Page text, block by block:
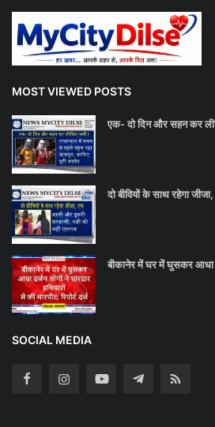
MOST VIEWED POSTS
एक- दो दिन और सहन कर
दो बीवियों के साथ रहेगा
बीकानेर में घर में घुसकर आधा
SOCIAL MEDIA